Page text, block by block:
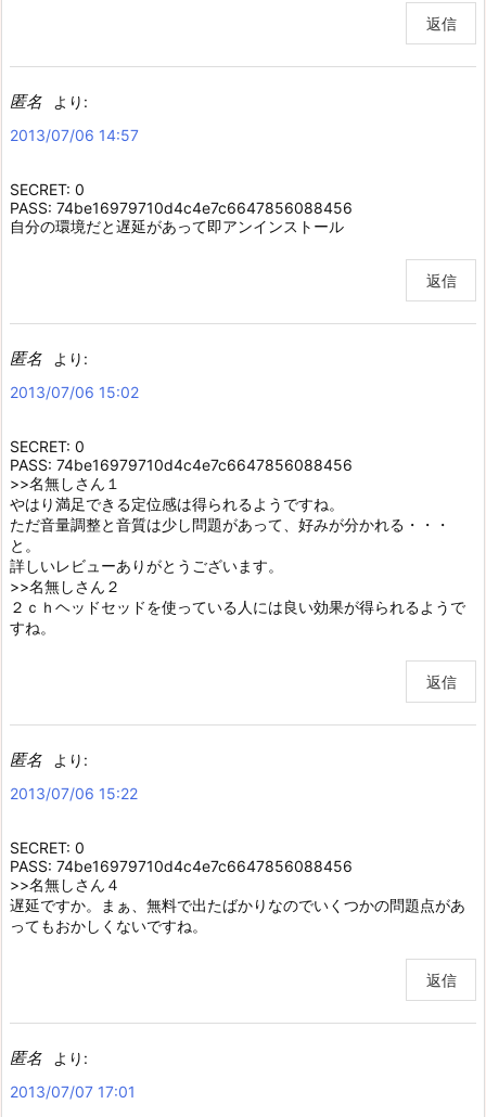
返信
匿名
より:
2013/07/06 14:57
SECRET: 0
PASS: 74be16979710d4c4e7c6647856088456
自分の環境だと遅延があって即アンインストール
返信
匿名
より:
2013/07/06 15:02
SECRET: 0
PASS: 74be16979710d4c4e7c6647856088456
>>名無しさん１
やはり満足できる定位感は得られるようですね。
ただ音量調整と音質は少し問題があって、好みが分かれる・・・
と。
詳しいレビューありがとうございます。
>>名無しさん２
２ｃｈヘッドセッドを使っている人には良い効果が得られるようで
すね。
返信
匿名
より:
2013/07/06 15:22
SECRET: 0
PASS: 74be16979710d4c4e7c6647856088456
>>名無しさん４
遅延ですか。まぁ、無料で出たばかりなのでいくつかの問題点があ
ってもおかしくないですね。
返信
匿名
より:
2013/07/07 17:01